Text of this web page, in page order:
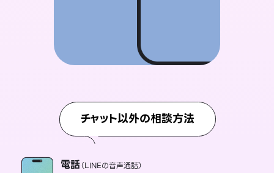
チャット以外の相談方法
電話（LINEの音声通話）